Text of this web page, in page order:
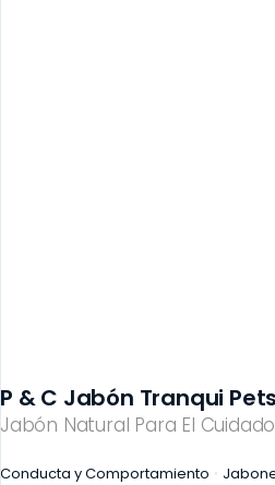
Jabón Natural Para El
P & C Jabón Tranqui
Conducta y Comportamiento